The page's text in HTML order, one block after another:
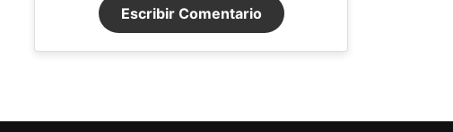
Escribir Comentario